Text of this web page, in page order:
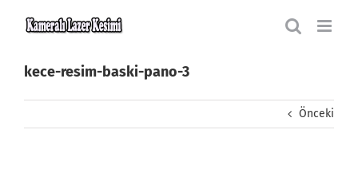
kece-resim-baski-pano-3
Önceki